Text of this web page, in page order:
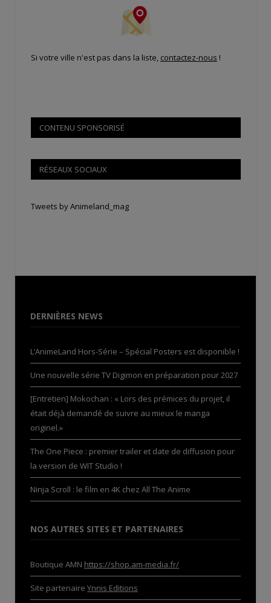
Si votre ville n'est pas dans la liste, contactez-nous !
CONTENU SPONSORISÉ
RÉSEAUX SOCIAUX
Tweets by Animeland_mag
DERNIÈRES NEWS
L’AnimeLand Hors-Série – Spécial Posters est disponible !
Une nouvelle série TV Digimon en préparation pour 2027
[Entretien] Mokochan : « Lors des prémices du projet, il
était déjà demandé de suivre au mieux le manga
originel.»
The One Piece : premier trailer et date de diffusion pour
la version de WIT Studio !
Ninja Scroll : le film en 4K chez All The Anime
NOS AUTRES SITES ET PARTENAIRES
Boutique AMN https://shop.am-media.fr/
Site partenaire Ynnis Editions